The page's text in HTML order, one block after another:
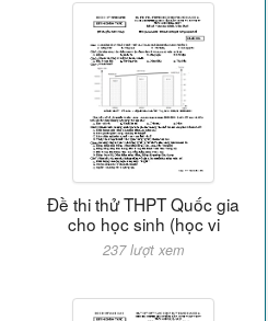
Đề thi thử THPT Quốc gia
cho học sinh (học vi
237 lượt xem